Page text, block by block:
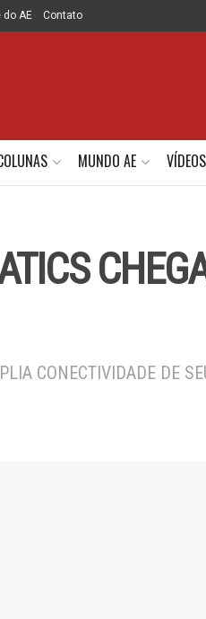
do AE Contato
MUNDO AE VÍDEOS
CONECTIVIDADE DE